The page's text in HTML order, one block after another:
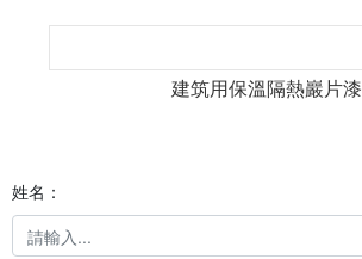
建筑用保溫隔熱巖片漆
姓名：